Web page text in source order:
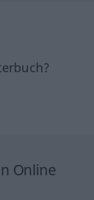
Online